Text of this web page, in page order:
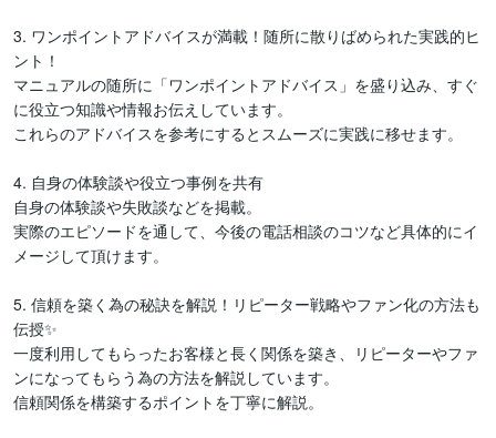
3. ワンポイントアドバイスが満載！随所に散りばめられた実践的ヒ
ント！
マニュアルの随所に「ワンポイントアドバイス」を盛り込み、すぐ
に役立つ知識や情報お伝えしています。
これらのアドバイスを参考にするとスムーズに実践に移せます。
4. 自身の体験談や役立つ事例を共有
自身の体験談や失敗談などを掲載。
実際のエピソードを通して、今後の電話相談のコツなど具体的にイ
メージして頂けます。
5. 信頼を築く為の秘訣を解説！リピーター戦略やファン化の方法も
伝授✨
一度利用してもらったお客様と長く関係を築き、リピーターやファ
ンになってもらう為の方法を解説しています。
信頼関係を構築するポイントを丁寧に解説。